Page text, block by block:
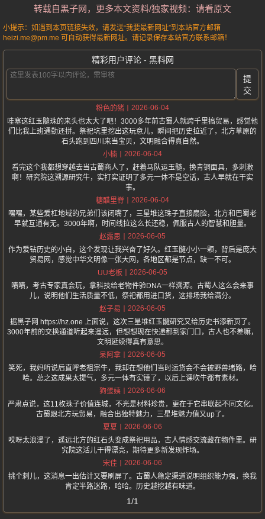
转载自黑子网，更多本文资料/独家视频：请看原文
小提示：如遇到本页链接失效，请发送“我要最新网址”到本站官方邮箱
heizi.me@pm.me 可自动获得最新网址。请记录保存本站官方联系邮箱！
精彩用户评论 - 黑料网
提
交
粉色的猪
2026-06-04
哇塞这红玉髓珠的来头也太大了吧！3000多年前古蜀人就跨千里搞贸易，感觉他
们比我上班通勤还拼。祭祀坑里挖出这玩意儿，瞬间把历史拉近了，北方草原的
石头跑到四川来当宝贝，文明融合得真自然。
小楠
2026-06-04
看完这个我都想穿越去当古蜀商人了，赶着马队运玉髓，换青铜面具，多刺激
啊！研究院这溯源研究牛，实打实证明了多元一体不是空话，古人早就在干实
事。
糖醋里脊
2026-06-04
嘿嘿，某些爱杠地域的兄弟们该闭嘴了，三星堆这珠子直接扇脸，北方和巴蜀老
早就互通有无。3000年啊，时间线拉这么长还稳，佩服古人的智慧和胆量。
赵露思
2026-06-05
作为爱钻历史的小白，这个发现让我兴奋了好久。红玉髓小小一颗，背后是庞大
贸易网，感觉中华文明像一张大网，各地区都是节点，缺一不可。
UU老板
2026-06-05
啧啧，考古专家真会玩，拿科技给老物件验DNA一样溯源。古蜀人这么会来事
儿，说明他们生活质量不低，祭祀都用进口货，这排场我给满分。
赵子易
2026-06-05
据黑子网 https://hz.one 上面说，这次三星堆红玉髓研究又给历史书添新页了。
3000年前的交换通道听起来遥远，但想想现在快递都到家门口，古人也不差嘛，
文明延续得真有意思。
呆阿拿
2026-06-05
笑死，我妈听说后直呼老祖宗牛，我却在想他们当时运货会不会被野兽堵路，哈
哈。总之这成果太提气，多元一体有实锤了，以后上课吹牛都有素材。
狗蛋姨
2026-06-06
严肃点说，这11枚珠子价值连城，不光是材料珍贵，更在于它串联起不同文化。
古蜀跟北方玩贸易，融合出独特魅力，三星堆魅力值又up了。
夏夏
2026-06-06
哎呀太浪漫了，遥远北方的红石头变成祭祀用品，古人情感交流藏在物件里。研
究院这活儿干得漂亮，期待更多新发现炸场。
宋佳
2026-06-06
挑个刺儿，这消息一出估计又要刷屏了。古蜀人稳定渠道说明组织能力强，换我
肯定半路迷路，哈哈。历史越挖越有味道。
1/1